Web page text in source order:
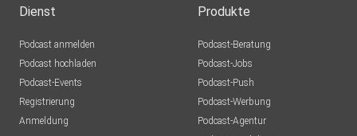
Dienst
Podcast anmelden
Podcast hochladen
Podcast-Events
Registrierung
Anmeldung
Produkte
Podcast-Beratung
Podcast-Jobs
Podcast-Push
Podcast-Werbung
Podcast-Agentur